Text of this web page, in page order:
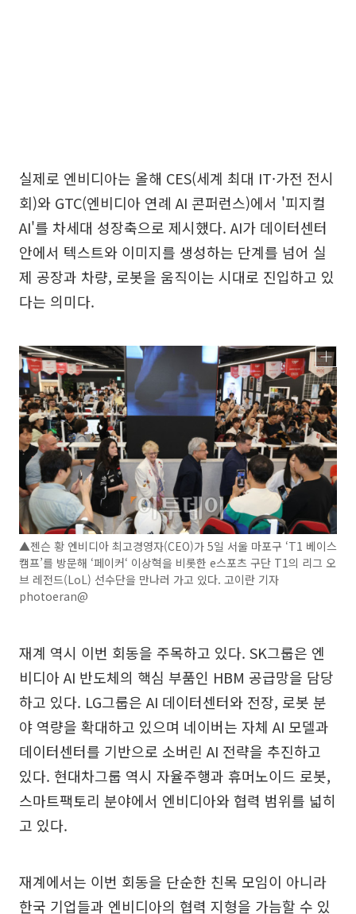
실제로 엔비디아는 올해 CES(세계 최대 IT·가전 전시
회)와 GTC(엔비디아 연례 AI 콘퍼런스)에서 '피지컬
AI'를 차세대 성장축으로 제시했다. AI가 데이터센터
안에서 텍스트와 이미지를 생성하는 단계를 넘어 실
제 공장과 차량, 로봇을 움직이는 시대로 진입하고 있
다는 의미다.
▲젠슨 황 엔비디아 최고경영자(CEO)가 5일 서울 마포구 ‘T1 베이스
캠프’를 방문해 ‘페이커‘ 이상혁을 비롯한 e스포츠 구단 T1의 리그 오
브 레전드(LoL) 선수단을 만나러 가고 있다. 고이란 기자
photoeran@
재계 역시 이번 회동을 주목하고 있다. SK그룹은 엔
비디아 AI 반도체의 핵심 부품인 HBM 공급망을 담당
하고 있다. LG그룹은 AI 데이터센터와 전장, 로봇 분
야 역량을 확대하고 있으며 네이버는 자체 AI 모델과
데이터센터를 기반으로 소버린 AI 전략을 추진하고
있다. 현대차그룹 역시 자율주행과 휴머노이드 로봇,
스마트팩토리 분야에서 엔비디아와 협력 범위를 넓히
고 있다.
재계에서는 이번 회동을 단순한 친목 모임이 아니라
한국 기업들과 엔비디아의 협력 지형을 가늠할 수 있